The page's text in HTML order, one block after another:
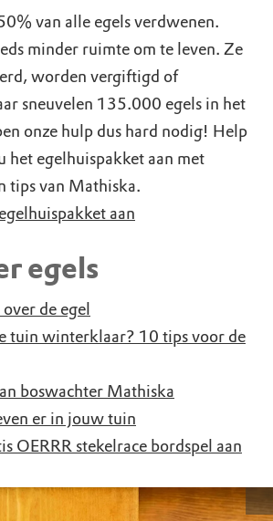
van alle egels verdwenen.
minder ruimte om te leven. Ze
worden vergiftigd of
sneuvelen 135.000 egels in het
onze hulp dus hard nodig! Help
het egelhuispakket aan met
tips van Mathiska.
aan
egels
de egel
tuin winterklaar? 10 tips voor de
boswachter Mathiska
er in jouw tuin
OERRR stekelrace bordspel aan